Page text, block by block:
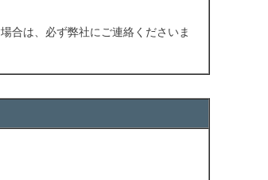
合は、必ず弊社にご連絡くださいま